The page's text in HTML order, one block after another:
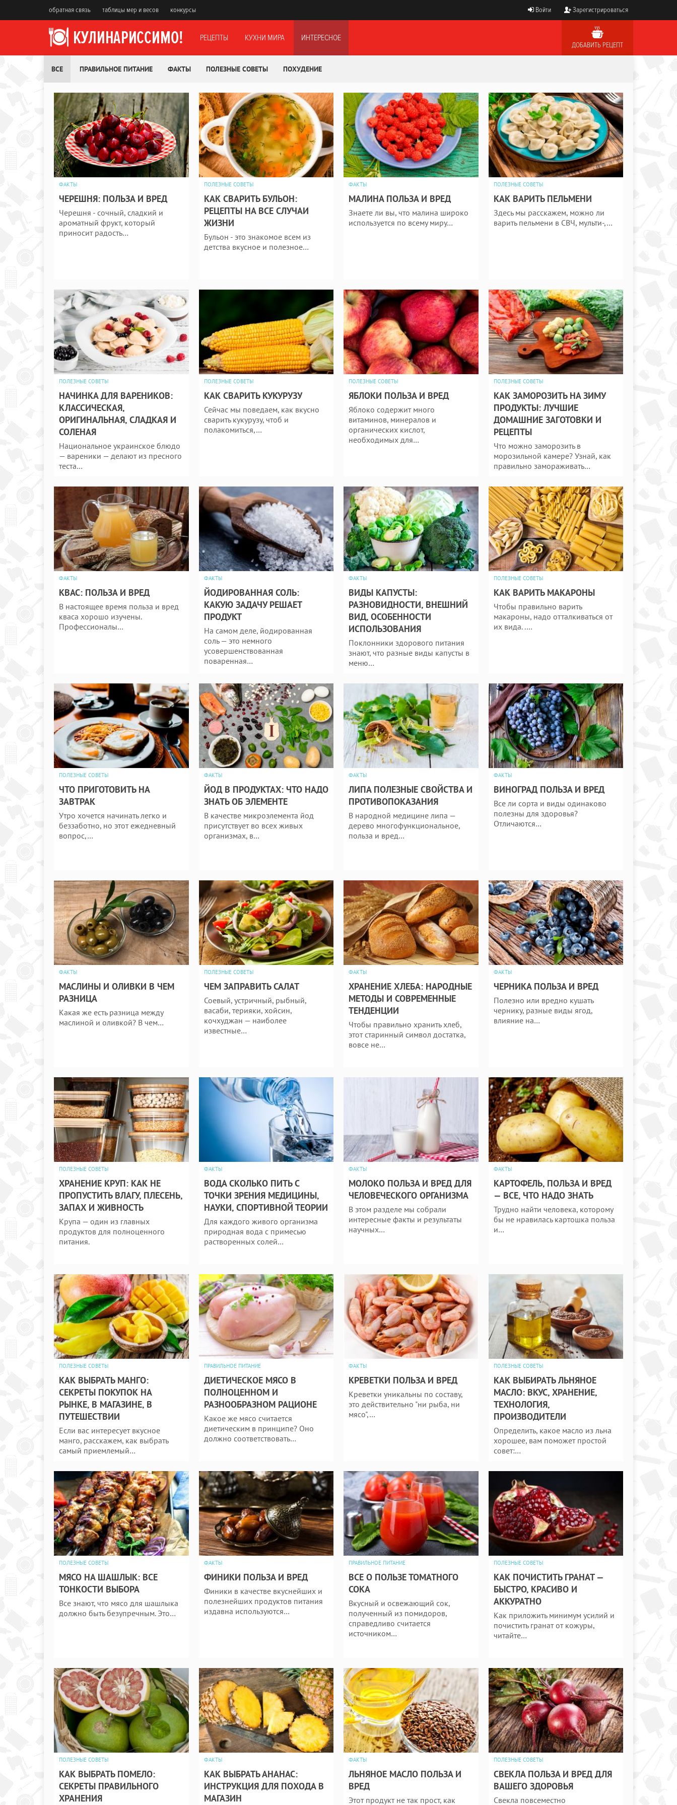
обратная связь таблицы мер и весов конкурсы Войти Зарегистрироваться
РЕЦЕПТЫ КУХНИ МИРА ИНТЕРЕСНОЕ
ДОБАВИТЬ РЕЦЕПТ
ВСЕ ПРАВИЛЬНОЕ ПИТАНИЕ ФАКТЫ ПОЛЕЗНЫЕ СОВЕТЫ ПОХУДЕНИЕ
ФАКТЫ
ЧЕРЕШНЯ: ПОЛЬЗА И ВРЕД
Черешня - сочный, сладкий и
ароматный фрукт, который
приносит радость…
ПОЛЕЗНЫЕ СОВЕТЫ
КАК СВАРИТЬ БУЛЬОН:
РЕЦЕПТЫ НА ВСЕ СЛУЧАИ
ЖИЗНИ
Бульон - это знакомое всем из
детства вкусное и полезное…
ФАКТЫ
МАЛИНА ПОЛЬЗА И ВРЕД
Знаете ли вы, что малина широко
используется по всему миру…
ПОЛЕЗНЫЕ СОВЕТЫ
КАК ВАРИТЬ ПЕЛЬМЕНИ
Здесь мы расскажем, можно ли
варить пельмени в СВЧ, мульти-,…
ПОЛЕЗНЫЕ СОВЕТЫ
НАЧИНКА ДЛЯ ВАРЕНИКОВ:
КЛАССИЧЕСКАЯ,
ОРИГИНАЛЬНАЯ, СЛАДКАЯ И
СОЛЕНАЯ
Национальное украинское блюдо
— вареники — делают из пресного
теста…
ПОЛЕЗНЫЕ СОВЕТЫ
КАК СВАРИТЬ КУКУРУЗУ
Сейчас мы поведаем, как вкусно
сварить кукурузу, чтоб и
полакомиться,…
ПОЛЕЗНЫЕ СОВЕТЫ
ЯБЛОКИ ПОЛЬЗА И ВРЕД
Яблоко содержит много
витаминов, минералов и
органических кислот,
необходимых для…
ПОЛЕЗНЫЕ СОВЕТЫ
КАК ЗАМОРОЗИТЬ НА ЗИМУ
ПРОДУКТЫ: ЛУЧШИЕ
ДОМАШНИЕ ЗАГОТОВКИ И
РЕЦЕПТЫ
Что можно заморозить в
морозильной камере? Узнай, как
правильно замораживать…
ФАКТЫ
КВАС: ПОЛЬЗА И ВРЕД
В настоящее время польза и вред
кваса хорошо изучены.
Профессионалы…
ФАКТЫ
ЙОДИРОВАННАЯ СОЛЬ:
КАКУЮ ЗАДАЧУ РЕШАЕТ
ПРОДУКТ
На самом деле, йодированная
соль — это немного
усовершенствованная
поваренная…
ФАКТЫ
ВИДЫ КАПУСТЫ:
РАЗНОВИДНОСТИ, ВНЕШНИЙ
ВИД, ОСОБЕННОСТИ
ИСПОЛЬЗОВАНИЯ
Поклонники здорового питания
знают, что разные виды капусты в
меню…
ПОЛЕЗНЫЕ СОВЕТЫ
КАК ВАРИТЬ МАКАРОНЫ
Чтобы правильно варить
макароны, надо отталкиваться от
их вида. .…
ПОЛЕЗНЫЕ СОВЕТЫ
ЧТО ПРИГОТОВИТЬ НА
ЗАВТРАК
Утро хочется начинать легко и
беззаботно, но этот ежедневный
вопрос,…
ФАКТЫ
ЙОД В ПРОДУКТАХ: ЧТО НАДО
ЗНАТЬ ОБ ЭЛЕМЕНТЕ
В качестве микроэлемента йод
присутствует во всех живых
организмах, в…
ФАКТЫ
ЛИПА ПОЛЕЗНЫЕ СВОЙСТВА И
ПРОТИВОПОКАЗАНИЯ
В народной медицине липа —
дерево многофункциональное,
польза и вред…
ФАКТЫ
ВИНОГРАД ПОЛЬЗА И ВРЕД
Все ли сорта и виды одинаково
полезны для здоровья?
Отличаются…
ФАКТЫ
МАСЛИНЫ И ОЛИВКИ В ЧЕМ
РАЗНИЦА
Какая же есть разница между
маслиной и оливкой? В чем…
ПОЛЕЗНЫЕ СОВЕТЫ
ЧЕМ ЗАПРАВИТЬ САЛАТ
Соевый, устричный, рыбный,
васаби, терияки, хойсин,
кочхуджан — наиболее
известные…
ФАКТЫ
ХРАНЕНИЕ ХЛЕБА: НАРОДНЫЕ
МЕТОДЫ И СОВРЕМЕННЫЕ
ТЕНДЕНЦИИ
Чтобы правильно хранить хлеб,
этот старинный символ достатка,
вовсе не…
ФАКТЫ
ЧЕРНИКА ПОЛЬЗА И ВРЕД
Полезно или вредно кушать
чернику, разные виды ягод,
влияние на…
ПОЛЕЗНЫЕ СОВЕТЫ
ХРАНЕНИЕ КРУП: КАК НЕ
ПРОПУСТИТЬ ВЛАГУ, ПЛЕСЕНЬ,
ЗАПАХ И ЖИВНОСТЬ
Крупа — один из главных
продуктов для полноценного
питания.
ФАКТЫ
ВОДА СКОЛЬКО ПИТЬ С
ТОЧКИ ЗРЕНИЯ МЕДИЦИНЫ,
НАУКИ, СПОРТИВНОЙ ТЕОРИИ
Для каждого живого организма
природная вода с примесью
растворенных солей…
ФАКТЫ
МОЛОКО ПОЛЬЗА И ВРЕД ДЛЯ
ЧЕЛОВЕЧЕСКОГО ОРГАНИЗМА
В этом разделе мы собрали
интересные факты и результаты
научных…
ФАКТЫ
КАРТОФЕЛЬ, ПОЛЬЗА И ВРЕД
— ВСЕ, ЧТО НАДО ЗНАТЬ
Трудно найти человека, которому
бы не нравилась картошка польза
и…
ПОЛЕЗНЫЕ СОВЕТЫ
КАК ВЫБРАТЬ МАНГО:
СЕКРЕТЫ ПОКУПОК НА
РЫНКЕ, В МАГАЗИНЕ, В
ПУТЕШЕСТВИИ
Если вас интересует вкусное
манго, расскажем, как выбрать
самый приемлемый…
ПРАВИЛЬНОЕ ПИТАНИЕ
ДИЕТИЧЕСКОЕ МЯСО В
ПОЛНОЦЕННОМ И
РАЗНООБРАЗНОМ РАЦИОНЕ
Какое же мясо считается
диетическим в принципе? Оно
должно соответствовать…
ФАКТЫ
КРЕВЕТКИ ПОЛЬЗА И ВРЕД
Креветки уникальны по составу,
это действительно "ни рыба, ни
мясо",…
ПОЛЕЗНЫЕ СОВЕТЫ
КАК ВЫБИРАТЬ ЛЬНЯНОЕ
МАСЛО: ВКУС, ХРАНЕНИЕ,
ТЕХНОЛОГИЯ,
ПРОИЗВОДИТЕЛИ
Определить, какое масло из льна
хорошее, вам поможет простой
совет:…
ПОЛЕЗНЫЕ СОВЕТЫ
МЯСО НА ШАШЛЫК: ВСЕ
ТОНКОСТИ ВЫБОРА
Все знают, что мясо для шашлыка
должно быть безупречным. Это…
ФАКТЫ
ФИНИКИ ПОЛЬЗА И ВРЕД
Финики в качестве вкуснейших и
полезнейших продуктов питания
издавна используются…
ПРАВИЛЬНОЕ ПИТАНИЕ
ВСЕ О ПОЛЬЗЕ ТОМАТНОГО
СОКА
Вкусный и освежающий сок,
полученный из помидоров,
справедливо считается
источником…
ПОЛЕЗНЫЕ СОВЕТЫ
КАК ПОЧИСТИТЬ ГРАНАТ —
БЫСТРО, КРАСИВО И
АККУРАТНО
Как приложить минимум усилий и
почистить гранат от кожуры,
читайте…
ПОЛЕЗНЫЕ СОВЕТЫ
КАК ВЫБРАТЬ ПОМЕЛО:
СЕКРЕТЫ ПРАВИЛЬНОГО
ХРАНЕНИЯ
ФАКТЫ
КАК ВЫБРАТЬ АНАНАС:
ИНСТРУКЦИЯ ДЛЯ ПОХОДА В
МАГАЗИН
ФАКТЫ
ЛЬНЯНОЕ МАСЛО ПОЛЬЗА И
ВРЕД
Этот продукт не так прост, как
ПОЛЕЗНЫЕ СОВЕТЫ
СВЕКЛА ПОЛЬЗА И ВРЕД ДЛЯ
ВАШЕГО ЗДОРОВЬЯ
Свекла повсеместно